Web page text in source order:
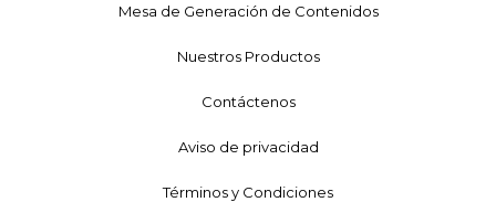
Mesa de Generación de Contenidos
Nuestros Productos
Contáctenos
Aviso de privacidad
Términos y Condiciones